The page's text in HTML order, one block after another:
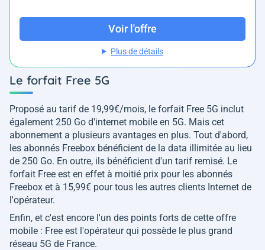
Voir l'offre
Plus de détails
Le forfait Free 5G
Proposé au tarif de 19,99€/mois, le forfait Free 5G inclut
également 250 Go d'internet mobile en 5G. Mais cet
abonnement a plusieurs avantages en plus. Tout d'abord,
les abonnés Freebox bénéficient de la data illimitée au lieu
de 250 Go. En outre, ils bénéficient d'un tarif remisé. Le
forfait Free est en effet à moitié prix pour les abonnés
Freebox et à 15,99€ pour tous les autres clients Internet de
l'opérateur.
Enfin, et c'est encore l'un des points forts de cette offre
mobile : Free est l'opérateur qui possède le plus grand
réseau 5G de France.